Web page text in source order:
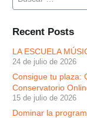
Recent Posts
LA ESCUELA
24 de julio de 2026
Consigue tu plaza:
Conservatorio
15 de julio de 2026
Dominar la